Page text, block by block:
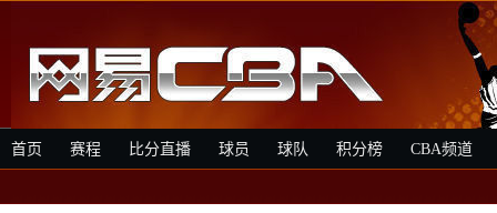
首页 赛程 比分直播 球员 球队 积分榜 CBA频道